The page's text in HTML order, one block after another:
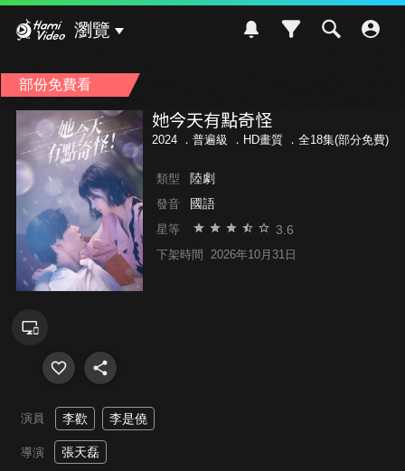
瀏覽
部份免費看
她今天有點奇怪
2024 ． 普遍級 ．HD畫質 ．全18集(部分免費)
類型 陸劇
發音 國語
星等 3.6
下架時間 2026年10月31日
演員 李歡 李是僥
導演 張天磊